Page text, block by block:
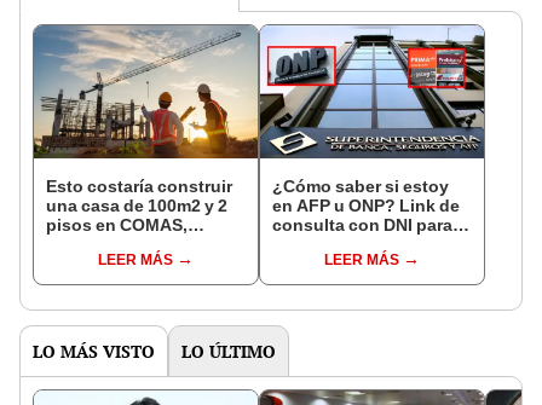
Esto costaría construir
una casa de 100m2 y 2
pisos en COMAS,
distritos de LIMA
NORTE
LEER MÁS
¿Cómo saber si estoy
en AFP u ONP? Link de
consulta con DNI para
pensiones estás
LEER MÁS
LO MÁS VISTO LO ÚLTIMO